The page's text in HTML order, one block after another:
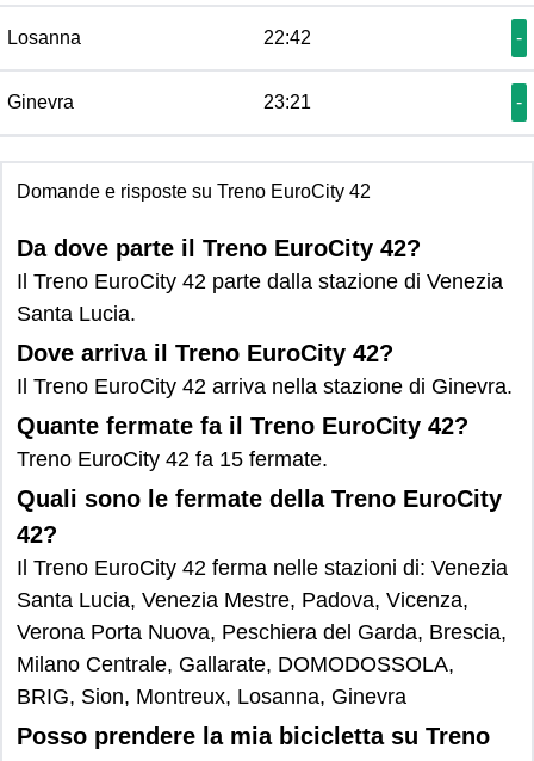
Losanna 22:42 -
Ginevra 23:21 -
Domande e risposte su Treno EuroCity 42
Da dove parte il Treno EuroCity 42?
Il Treno EuroCity 42 parte dalla stazione di Venezia
Santa Lucia.
Dove arriva il Treno EuroCity 42?
Il Treno EuroCity 42 arriva nella stazione di Ginevra.
Quante fermate fa il Treno EuroCity 42?
Treno EuroCity 42 fa 15 fermate.
Quali sono le fermate della Treno EuroCity
42?
Il Treno EuroCity 42 ferma nelle stazioni di: Venezia
Santa Lucia, Venezia Mestre, Padova, Vicenza,
Verona Porta Nuova, Peschiera del Garda, Brescia,
Milano Centrale, Gallarate, DOMODOSSOLA,
BRIG, Sion, Montreux, Losanna, Ginevra
Posso prendere la mia bicicletta su Treno